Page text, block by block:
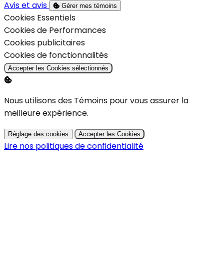
Avis et avis Gérer mes témoins
Activer
Cookies Essentiels
Activer
Cookies de Performances
Activer
Cookies publicitaires
Activer
Cookies de fonctionnalités
Accepter les Cookies sélectionnés
Nous utilisons des Témoins pour vous assurer la
meilleure expérience.
Réglage des cookies Accepter les Cookies
Lire nos politiques de confidentialité